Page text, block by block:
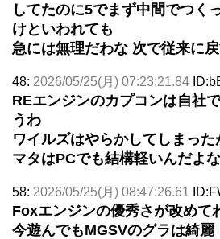
してたのに5でまず中間でつく
けといわれても
急には無理だわな 次で従来に
48: 2026/05/25(月) 07:23:21.84
REエンジンのカプコンは自社
うわ
ワイルズはやらかしてしまっ
マタはPCでも結構軽いんだよな
58: 2026/05/25(月) 08:47:26.61
Foxエンジンの優秀さが改めて
今遊んでもMGSVのグラは綺麗